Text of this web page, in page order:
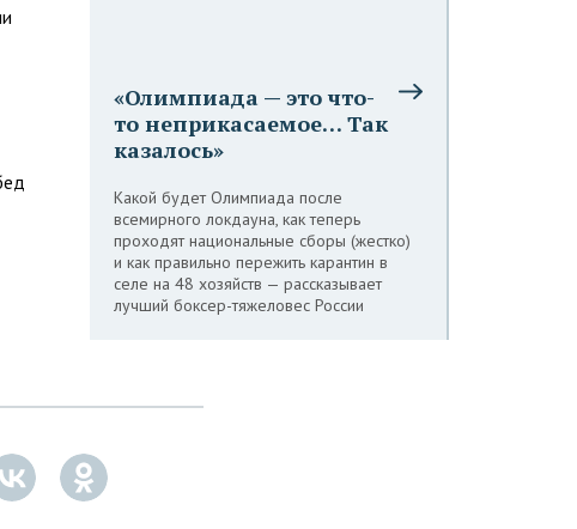
«Олимпиада — это что-
то неприкасаемое… Так
казалось»
Какой будет Олимпиада после
всемирного локдауна, как теперь
проходят национальные сборы (жестко)
и как правильно пережить карантин в
селе на 48 хозяйств — рассказывает
лучший боксер-тяжеловес России